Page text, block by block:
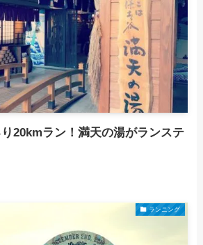
20kmラン！満天の湯がランステ
ランニング